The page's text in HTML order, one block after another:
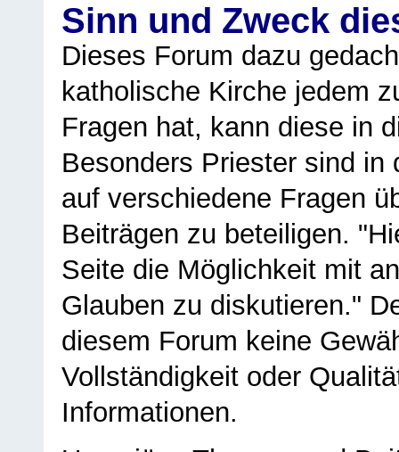
Sinn und Zweck
Dieses Forum dazu
katholische Kirche jedem
Fragen hat, kann diese in
Besonders Priester sind in
auf verschiedene Fragen
Beiträgen zu beteiligen.
Seite die Möglichkeit mit
Glauben zu diskutieren."
diesem Forum keine
Vollständigkeit oder
Informationen.